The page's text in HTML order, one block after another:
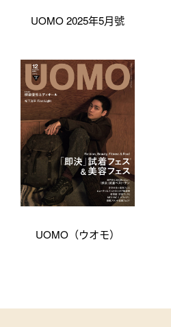
UOMO 2025年5月號
UOMO（ウオモ）